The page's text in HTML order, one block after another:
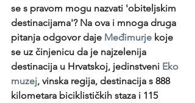
se s pravom mogu nazvati 'obiteljskim
destinacijama'? Na ova i mnoga druga
pitanja odgovor daje Međimurje koje
se uz činjenicu da je najzelenija
destinacija u Hrvatskoj, jedinstveni Eko
muzej, vinska regija, destinacija s 888
kilometara biciklističkih staza i 115